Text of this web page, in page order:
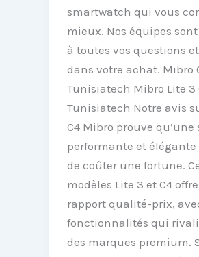
smartwatch qui vous
mieux. Nos équipes
à toutes vos questions
dans votre achat. Mibro
Tunisiatech Mibro Lite 3
Tunisiatech Notre avis
C4 Mibro prouve
performante et élégante
de coûter une fortune.
modèles Lite 3 et C4
rapport qualité-prix,
fonctionnalités qui
des marques premium.